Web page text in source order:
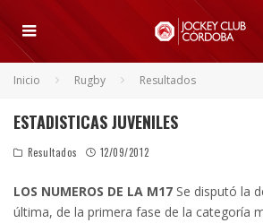
Inicio Rugby Resultados
ESTADISTICAS JUVENILES
Resultados 12/09/2012
LOS NUMEROS DE LA M17 Se disputó la
última, de la primera fase de la categoría